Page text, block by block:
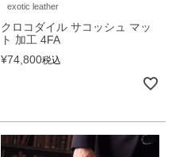
exotic leather
クロコダイル サコッシュ マッ
ト 加工 4FA
¥74,800税込